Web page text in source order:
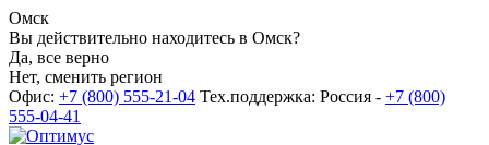
Омск
Вы действительно находитесь в Омск?
Да, все верно
Нет, сменить регион
Офис: +7 (800) 555-21-04 Тех.поддержка: Россия - +7 (800)
555-04-41